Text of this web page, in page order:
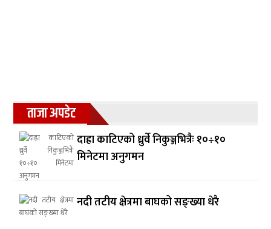
ताजा अपडेट
दाह्रा काटिएको ध्रुर्वे निकुञ्जभित्रैः १०÷१०
मिनेटमा अनुगमन
नदी तटीय क्षेत्रमा बाघको सङ्ख्या धेरै